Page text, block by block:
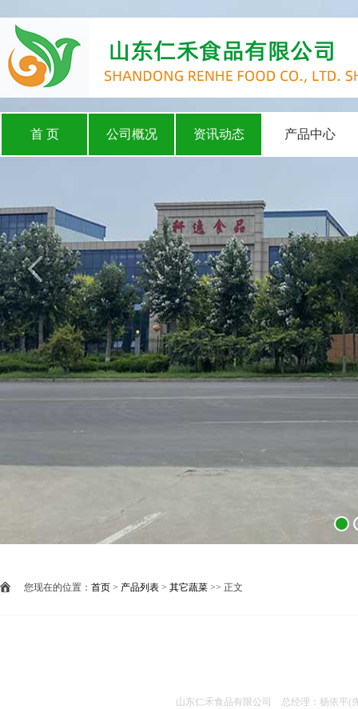
首 页 公司概况 资讯动态 产品中心
您现在的位置： 首页 > 产品列表 > 其它蔬菜 >> 正文
山东仁禾食品有限公司 总经理：杨依平(